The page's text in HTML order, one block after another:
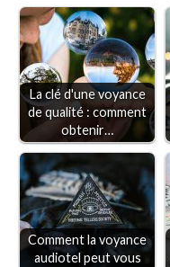
La clé d'une voyance
de qualité : comment
obtenir…
Comment la voyance
audiotel peut vous